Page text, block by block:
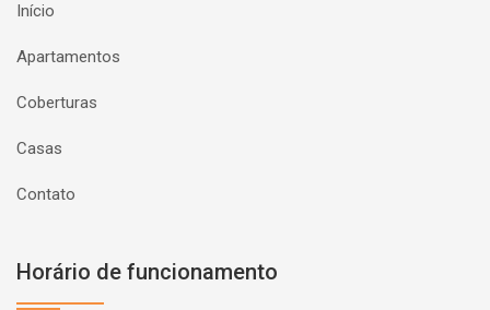
Início
Apartamentos
Coberturas
Casas
Contato
Horário de funcionamento